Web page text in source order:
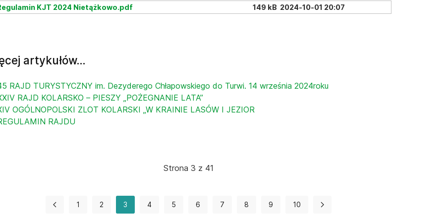
KJT 2024 Nietążkowo.pdf 149 kB 2024-10-01 20:07
artykułów…
RAJD TURYSTYCZNY im. Dezyderego Chłapowskiego do Turwi. 14 września 2024roku
RAJD KOLARSKO – PIESZY „POŻEGNANIE LATA”
OGÓLNOPOLSKI ZLOT KOLARSKI „W KRAINIE LASÓW I JEZIOR
RAJDU
Strona 3 z 41
1 2 3 4 5 6 7 8 9 10